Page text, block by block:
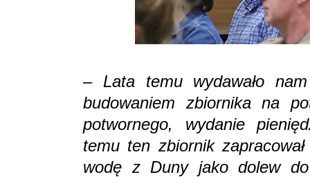
–Lata temu wydawało
budowaniem zbiornika na
potwornego, wydanie
temu ten zbiornik
wodę z Duny jako dolew